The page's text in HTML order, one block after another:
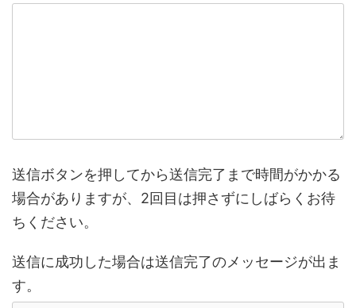
送信ボタンを押してから送信完了まで時間がかかる
場合がありますが、2回目は押さずにしばらくお待
ちください。
送信に成功した場合は送信完了のメッセージが出ま
す。